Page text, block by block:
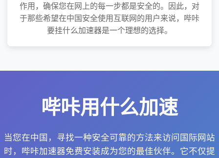
作用，确保您在网上的每一步都是安全的。因此，对
于那些希望在中国安全使用互联网的用户来说，哔咔
要挂什么加速器是一个理想的选择。
哔咔用什么加速
当您在中国，寻找一种安全可靠的方法来访问国际网站
时，哔咔加速器免费安装成为您的最佳伙伴。它不仅提